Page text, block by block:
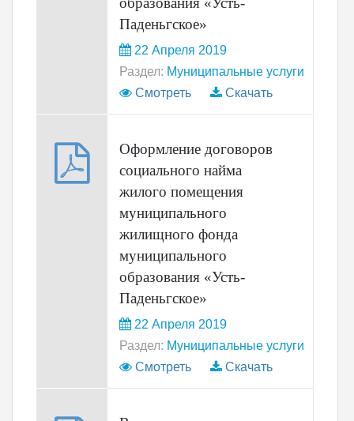
Паденьгское»
22 Апреля 2019
Раздел: Муниципальные услуги
Смотреть
Скачать
Оформление договоров
социального найма
жилого помещения
муниципального
жилищного фонда
муниципального
образования «Усть-
Паденьгское»
22 Апреля 2019
Раздел: Муниципальные услуги
Смотреть
Скачать